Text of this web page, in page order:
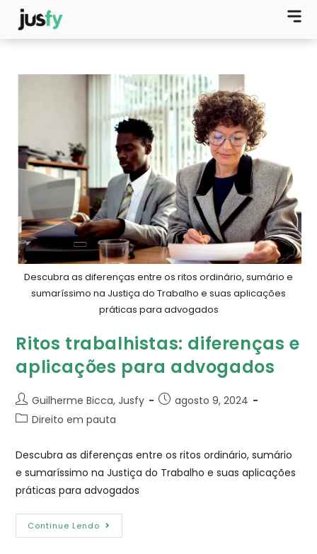
Descubra as diferenças entre os ritos ordinário, sumário e
sumaríssimo na Justiça do Trabalho e suas aplicações
práticas para advogados
Ritos trabalhistas: diferenças e
aplicações para advogados
Guilherme Bicca, Jusfy
agosto 9, 2024
Direito em pauta
Descubra as diferenças entre os ritos ordinário, sumário
e sumaríssimo na Justiça do Trabalho e suas aplicações
práticas para advogados
Continue Lendo